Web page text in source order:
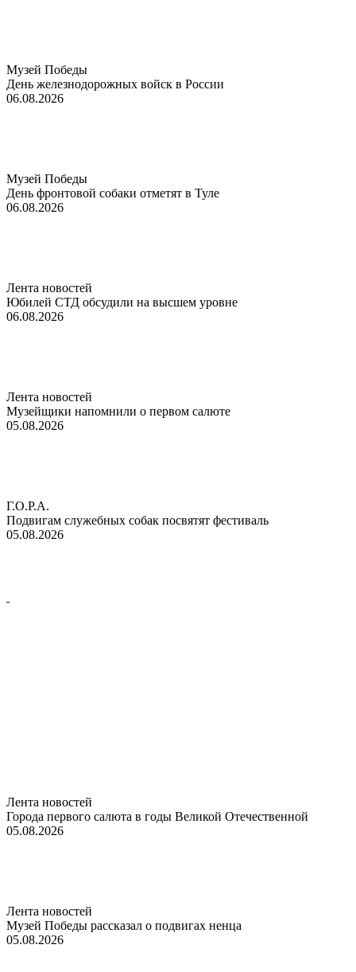
Музей Победы
День железнодорожных войск в России
06.08.2026
Музей Победы
День фронтовой собаки отметят в Туле
06.08.2026
Лента новостей
Юбилей СТД обсудили на высшем уровне
06.08.2026
Лента новостей
Музейщики напомнили о первом салюте
05.08.2026
Г.О.Р.А.
Подвигам служебных собак посвятят фестиваль
05.08.2026
Лента новостей
Города первого салюта в годы Великой Отечественной
05.08.2026
Лента новостей
Музей Победы рассказал о подвигах ненца
05.08.2026